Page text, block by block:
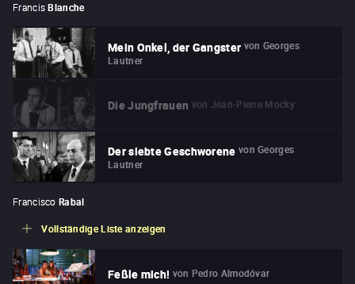
Francis Blanche
Mein Onkel, der Gangster von Georges
Lautner
Die Jungfrauen von Jean-Pierre Mocky
Der siebte Geschworene von Georges
Lautner
Francisco Rabal
Vollständige Liste anzeigen
Feßle mich! von Pedro Almodóvar